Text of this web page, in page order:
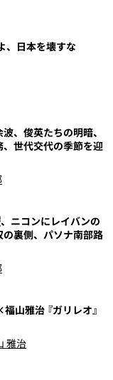
、日本を壊すな
、俊英たちの明暗、
世代交代の季節を迎
ニコンにレイバンの
裏側、パソナ南部路
山雅治 『ガリレオ』
雅治